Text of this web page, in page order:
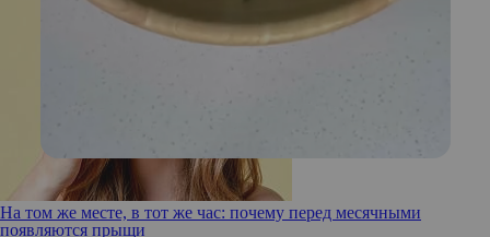
На том же месте, в тот же час: почему перед месячными
появляются прыщи